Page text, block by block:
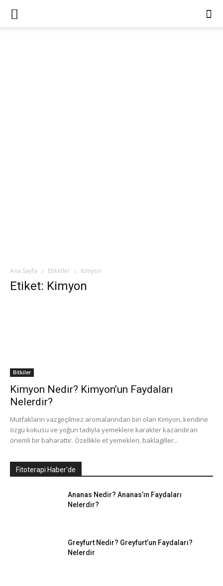
Ana Sayfa Etiketler Kimyon
Etiket: Kimyon
Bitkiler
Kimyon Nedir? Kimyon’un Faydaları
Nelerdir?
Mutfakların vazgeçilmez aromalarından biri olan Kimyon, kendine
özgü kokusu ve yoğun tadıyla yemeklere karakter kazandıran
önemli bir baharattır. Özellikle et yemekleri, baklagiller...
Fitoterapi Haber'de
Ananas Nedir? Ananas’ın Faydaları
Nelerdir?
Greyfurt Nedir? Greyfurt’un Faydaları?
Nelerdir